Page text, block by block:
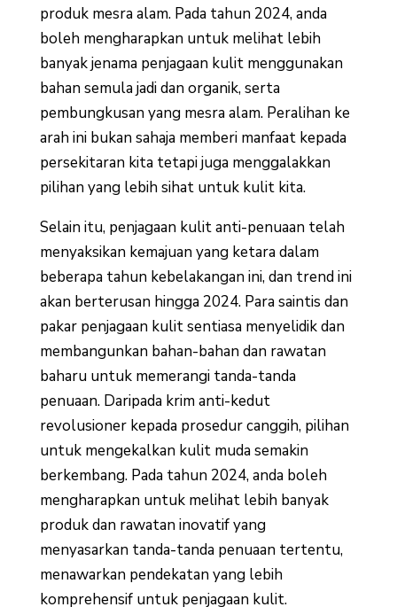
produk mesra alam. Pada tahun 2024, anda
boleh mengharapkan untuk melihat lebih
banyak jenama penjagaan kulit menggunakan
bahan semula jadi dan organik, serta
pembungkusan yang mesra alam. Peralihan ke
arah ini bukan sahaja memberi manfaat kepada
persekitaran kita tetapi juga menggalakkan
pilihan yang lebih sihat untuk kulit kita.
Selain itu, penjagaan kulit anti-penuaan telah
menyaksikan kemajuan yang ketara dalam
beberapa tahun kebelakangan ini, dan trend ini
akan berterusan hingga 2024. Para saintis dan
pakar penjagaan kulit sentiasa menyelidik dan
membangunkan bahan-bahan dan rawatan
baharu untuk memerangi tanda-tanda
penuaan. Daripada krim anti-kedut
revolusioner kepada prosedur canggih, pilihan
untuk mengekalkan kulit muda semakin
berkembang. Pada tahun 2024, anda boleh
mengharapkan untuk melihat lebih banyak
produk dan rawatan inovatif yang
menyasarkan tanda-tanda penuaan tertentu,
menawarkan pendekatan yang lebih
komprehensif untuk penjagaan kulit.